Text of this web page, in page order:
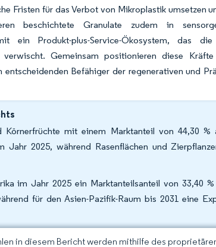
Fristen für das Verbot von Mikroplastik umsetzen
beschichtete Granulate zudem in
ein Produkt-plus-Service-Ökosystem, das
verwischt. Gemeinsam positionieren diese
Befähiger der regenerativen und
Körnerfrüchte mit einem Marktanteil von 44,30
Jahr 2025, während Rasenflächen und
im Jahr 2025 ein Marktanteilsanteil von 33,40
für den Asien-Pazifik-Raum bis 2031 eine
in diesem Bericht werden mithilfe des